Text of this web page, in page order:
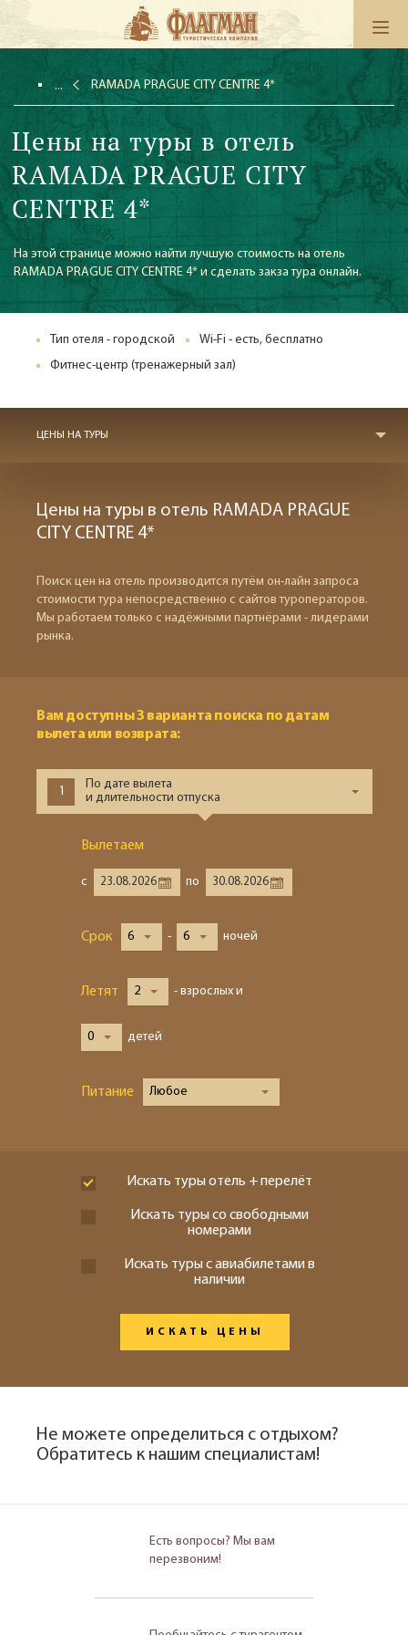
RAMADA PRAGUE CITY CENTRE 4*
Цены на туры в отель
RAMADA PRAGUE CITY
CENTRE 4*
На этой странице можно найти лучшую стоимость на отель
RAMADA PRAGUE CITY CENTRE 4* и сделать закза тура онлайн.
Тип отеля - городской
Wi-Fi - есть, бесплатно
Фитнес-центр (тренажерный зал)
ЦЕНЫ НА ТУРЫ
Цены на туры в отель RAMADA PRAGUE
CITY CENTRE 4*
Поиск цен на отель производится путём он-лайн запроса
стоимости тура непосредственно с сайтов туроператоров.
Мы работаем только с надёжными партнёрами - лидерами
рынка.
Вам доступны 3 варианта поиска по датам
вылета или возврата:
1
По дате вылета
и длительности отпуска
Вылетаем
с по
Срок 6 - 6 ночей
Летят 2 - взрослых и
0 детей
Питание Любое
Искать туры отель + перелёт
Искать туры со свободными
номерами
Искать туры с авиабилетами в
наличии
ИСКАТЬ ЦЕНЫ
Не можете определиться с отдыхом?
Обратитесь к нашим специалистам!
Есть вопросы? Мы вам
перезвоним!